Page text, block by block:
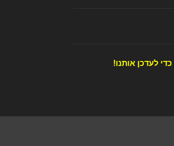
כדי לעדכן אותנו!